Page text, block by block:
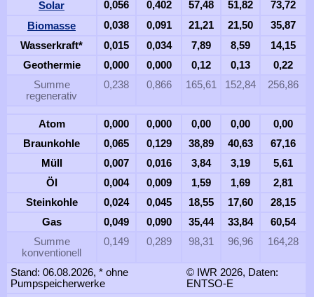
Solar 0,056 0,402 57,48 51,82 73,72
Biomasse 0,038 0,091 21,21 21,50
35,87
Wasserkraft*
0,015 0,034 7,89 8,59
14,15
Geothermie
0,000 0,000 0,12 0,13
0,22
Summe
regenerativ
0,238 0,866 165,61 152,84 256,86
Atom 0,000 0,000 0,00 0,00
0,00
Braunkohle
0,065 0,129 38,89 40,63
67,16
Müll
0,007 0,016 3,84 3,19
5,61
Öl
0,004 0,009 1,59 1,69
2,81
Steinkohle
0,024 0,045 18,55 17,60
28,15
Gas
0,049 0,090 35,44 33,84
60,54
Summe
konventionell
0,149 0,289 98,31 96,96 164,28
Stand: 06.08.2026, * ohne
Pumpspeicherwerke
© IWR 2026, Daten:
ENTSO-E